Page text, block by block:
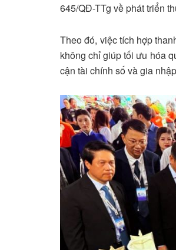
645/QĐ-TTg về phát triển
Theo đó, việc tích hợp
không chỉ giúp tối ưu hóa
cận tài chính số và gia